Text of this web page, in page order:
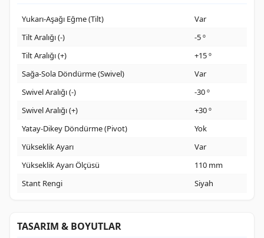
Yukarı-Aşağı Eğme (Tilt)
Var
Tilt Aralığı (-)
-5 º
Tilt Aralığı (+)
+15 º
Sağa-Sola Döndürme (Swivel)
Var
Swivel Aralığı (-)
-30 º
Swivel Aralığı (+)
+30 º
Yatay-Dikey Döndürme (Pivot)
Yok
Yükseklik Ayarı
Var
Yükseklik Ayarı Ölçüsü
110 mm
Stant Rengi
Siyah
TASARIM & BOYUTLAR